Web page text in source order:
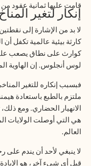
قامت عليها ثمانية عقود من
إنكار لتغير
لا بد من الإشارة إلى
كارثة بيئية عالمية تكفل
كوارث على نطاق يصعب
لوس أنجلوس. إن الهاوية
فبسبب إنكاره للتغير
ملتزم بالطبع باستعادة
الانهيار الحضاري. ومع
هي التي أوصلت الولايات
العالم.
لا ينبغي لأحد أن يندم على
قبل أي شيء آخر، هو